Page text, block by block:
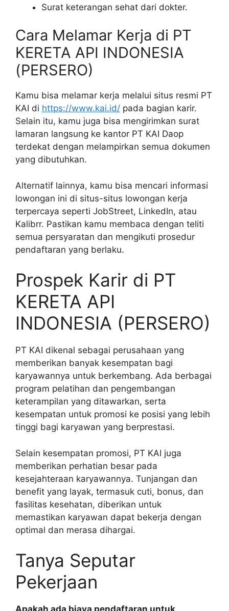
Surat keterangan sehat dari dokter.
Cara Melamar Kerja di PT
KERETA API INDONESIA
(PERSERO)
Kamu bisa melamar kerja melalui situs resmi PT
KAI di https://www.kai.id/ pada bagian karir.
Selain itu, kamu juga bisa mengirimkan surat
lamaran langsung ke kantor PT KAI Daop
terdekat dengan melampirkan semua dokumen
yang dibutuhkan.
Alternatif lainnya, kamu bisa mencari informasi
lowongan ini di situs-situs lowongan kerja
terpercaya seperti JobStreet, LinkedIn, atau
Kalibrr. Pastikan kamu membaca dengan teliti
semua persyaratan dan mengikuti prosedur
pendaftaran yang berlaku.
Prospek Karir di PT
KERETA API
INDONESIA (PERSERO)
PT KAI dikenal sebagai perusahaan yang
memberikan banyak kesempatan bagi
karyawannya untuk berkembang. Ada berbagai
program pelatihan dan pengembangan
keterampilan yang ditawarkan, serta
kesempatan untuk promosi ke posisi yang lebih
tinggi bagi karyawan yang berprestasi.
Selain kesempatan promosi, PT KAI juga
memberikan perhatian besar pada
kesejahteraan karyawannya. Tunjangan dan
benefit yang layak, termasuk cuti, bonus, dan
fasilitas kesehatan, diberikan untuk
memastikan karyawan dapat bekerja dengan
optimal dan merasa dihargai.
Tanya Seputar
Pekerjaan